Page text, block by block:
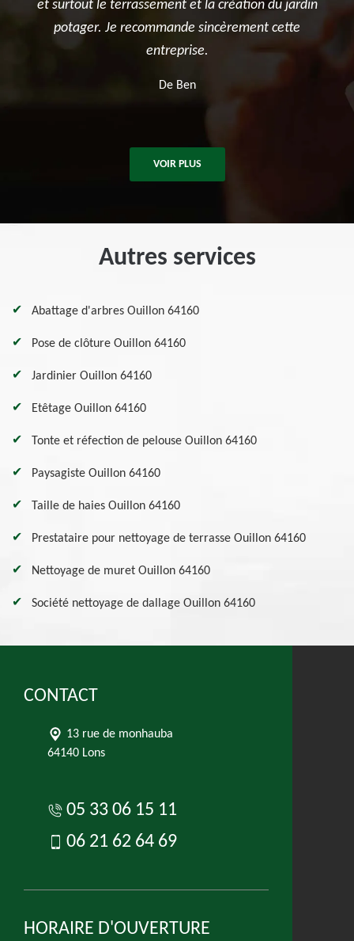
été ponctuelle, efficace et a laissé le chantier propre
après les travaux. Je recommande sans hésitation
pour tous vos besoins en élagage et entretien
VOIR PLUS
Autres services
Abattage d'arbres Ouillon 64160
Pose de clôture Ouillon 64160
Jardinier Ouillon 64160
Etêtage Ouillon 64160
Tonte et réfection de pelouse Ouillon 64160
Paysagiste Ouillon 64160
Taille de haies Ouillon 64160
Prestataire pour nettoyage de terrasse Ouillon 64160
Nettoyage de muret Ouillon 64160
Société nettoyage de dallage Ouillon 64160
CONTACT
13 rue de monhauba
64140 Lons
05 33 06 15 11
06 21 62 64 69
HORAIRE D'OUVERTURE